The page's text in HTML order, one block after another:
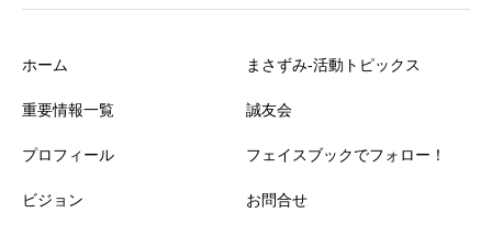
ホーム
重要情報一覧
プロフィール
ビジョン
まさずみ-活動トピックス
誠友会
フェイスブックでフォロー！
お問合せ